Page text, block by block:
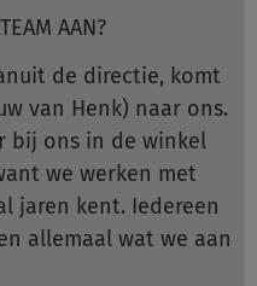
AAN?
de directie, komt
van Henk) naar ons.
bij ons in de winkel
we werken met
jaren kent. Iedereen
allemaal wat we aan